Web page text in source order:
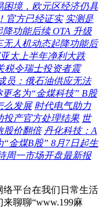
境，欧元区经济仍具
官方已经证实 实测是
功能后续 OTA 升级
无人机动态起降功能后
太上半年净利大跌
税令瑞士投资者震
员：俄石油供应无法
名为“金煤科技” B股
么发展 时代电气助力
投产官方处理结果 世
股价翻倍 丹化科技：A
金煤B股” 8月7日起生
周一市场开盘最新报
平台在我们日常生活
聊聊“www.199麻